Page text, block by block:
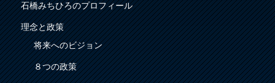
石橋みちひろのプロフィール
理念と政策
将来へのビジョン
８つの政策